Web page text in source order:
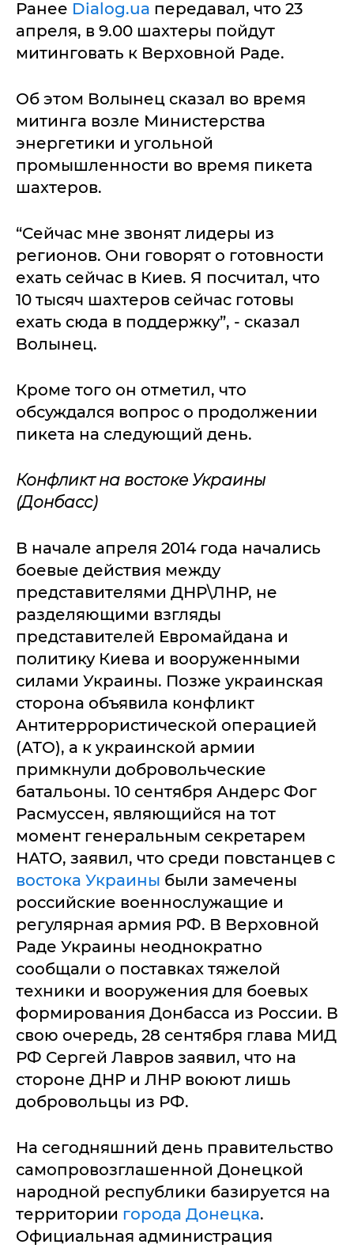
Ранее Dialog.ua передавал, что 23
апреля, в 9.00 шахтеры пойдут
митинговать к Верховной Раде.
Об этом Волынец сказал во время
митинга возле Министерства
энергетики и угольной
промышленности во время пикета
шахтеров.
“Сейчас мне звонят лидеры из
регионов. Они говорят о готовности
ехать сейчас в Киев. Я посчитал, что
10 тысяч шахтеров сейчас готовы
ехать сюда в поддержку”, - сказал
Волынец.
Кроме того он отметил, что
обсуждался вопрос о продолжении
пикета на следующий день.
Конфликт на востоке Украины
(Донбасс)
В начале апреля 2014 года начались
боевые действия между
представителями ДНР\ЛНР, не
разделяющими взгляды
представителей Евромайдана и
политику Киева и вооруженными
силами Украины. Позже украинская
сторона объявила конфликт
Антитеррористической операцией
(АТО), а к украинской армии
примкнули добровольческие
батальоны. 10 сентября Андерс Фог
Расмуссен, являющийся на тот
момент генеральным секретарем
НАТО, заявил, что среди повстанцев с
востока Украины были замечены
российские военнослужащие и
регулярная армия РФ. В Верховной
Раде Украины неоднократно
сообщали о поставках тяжелой
техники и вооружения для боевых
формирования Донбасса из России. В
свою очередь, 28 сентября глава МИД
РФ Сергей Лавров заявил, что на
стороне ДНР и ЛНР воюют лишь
добровольцы из РФ.
На сегодняшний день правительство
самопровозглашенной Донецкой
народной республики базируется на
территории города Донецка.
Официальная администрация